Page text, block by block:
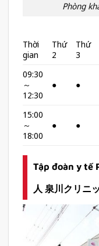
Phòng
Thời
gian
Thứ
2
Thứ
3
09:30
～
12:30
● ●
15:00
～
18:00
● ●
Tập đoàn y tế
人 泉川クリニ